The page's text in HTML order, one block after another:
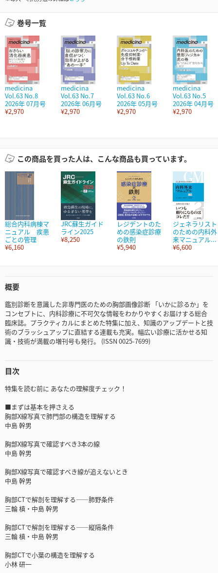
巻号一覧
medicina
Vol.63 No.8
2026年 07月号
¥2,970
medicina
Vol.63 No.7
2026年 06月号
¥2,970
medicina
Vol.63 No.6
2026年 05月号
¥2,970
medicina
Vol.63 No.5
2026年 04月号
¥2,970
この商品を買った人は、こんな商品も買っています。
総合内科病棟マ
ニュアル 疾患
ごとの管理
¥6,160
JRC蘇生ガイド
ライン2025
¥8,250
レジデントのた
めの感染症診療
の鉄則
¥5,940
ジェネラリスト
のための内科外
来マニュアル...
¥6,600
概要
鑑別診断を意識した非専門医のための胸部画像診断 「いかに診るか」を
コンセプトに、内科診療に不可欠な情報をわかりやすくお届けする総合
臨床誌。プラクティカルにまとめた特集に加え、知識のアップデートと技
術のブラッシュアップに直結する連載も充実。幅広い診療に活かせる知
識・技術が満載の増刊号も発行。 (ISSN 0025-7699)
目次
特集を読む前に あなたの理解度チェック！
■まずは基本を押さえる
胸部X線写真で肺門部の構造を理解する
中島 幹男
胸部X線写真で確認すべき3本の線
中島 幹男
胸部X線写真で確認すべき線が追えないとき
中島 幹男
胸部CTで解剖を理解する――肺野条件
三輪 槙・中島 幹男
胸部CTで解剖を理解する――縦隔条件
三輪 槙・中島 幹男
胸部CTで小葉の構造を理解する
小林 研一